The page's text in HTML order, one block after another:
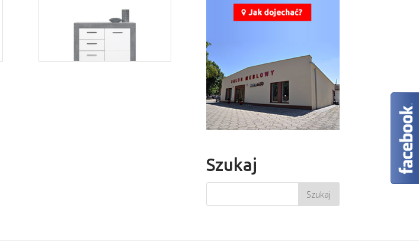
Szukaj